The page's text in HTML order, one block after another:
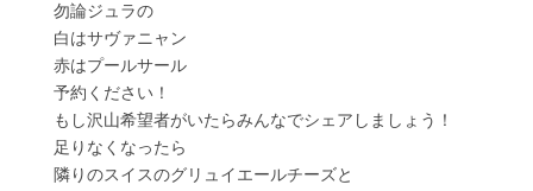
勿論ジュラの
白はサヴァニャン
赤はプールサール
予約ください！
もし沢山希望者がいたらみんなでシェアしましょう！
足りなくなったら
隣りのスイスのグリュイエールチーズと